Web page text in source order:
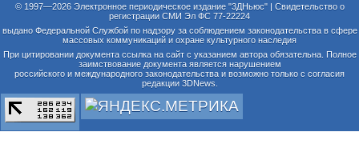
© 1997—2026 Электронное периодическое издание "3ДНьюс" | Свидетельство о
регистрации СМИ Эл ФС 77-22224
выдано Федеральной Службой по надзору за соблюдением законодательства в сфере
массовых коммуникаций и охране культурного наследия
При цитировании документа ссылка на сайт с указанием автора обязательна. Полное
заимствование документа является нарушением
российского и международного законодательства и возможно только с согласия
редакции 3DNews.